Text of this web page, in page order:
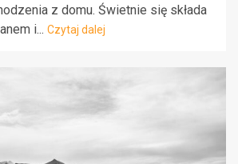
z domu. Świetnie się składa
i... Czytaj dalej